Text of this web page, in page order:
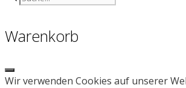
Warenkorb
Close
Wir verwenden Cookies auf unserer